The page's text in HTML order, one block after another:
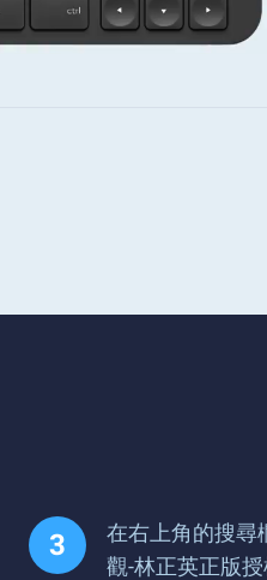
在右上角的搜尋
觀-林正英正版授